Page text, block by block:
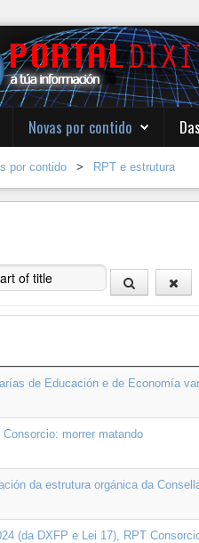
Novas por contido
por contido > RPT e estrutura
of title
de Educación e de Economía
Consorcio: morrer matando
da estrutura orgánica da
(da DXFP e Lei 17), RPT